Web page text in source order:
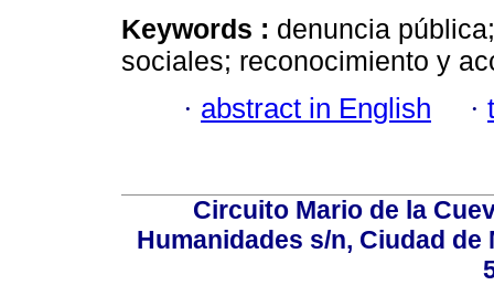
Keywords : denuncia
sociales; reconocimiento y
· abstract in English ·
Circuito Mario de la
Humanidades s/n, Ciudad de